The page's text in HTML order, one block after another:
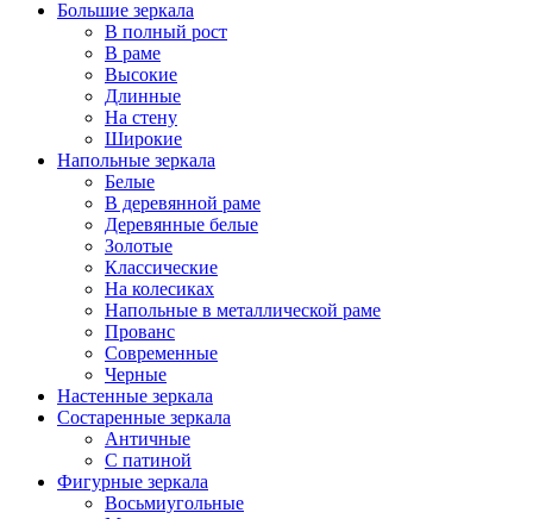
Большие зеркала
В полный рост
В раме
Высокие
Длинные
На стену
Широкие
Напольные зеркала
Белые
В деревянной раме
Деревянные белые
Золотые
Классические
На колесиках
Напольные в металлической раме
Прованс
Современные
Черные
Настенные зеркала
Состаренные зеркала
Античные
С патиной
Фигурные зеркала
Восьмиугольные